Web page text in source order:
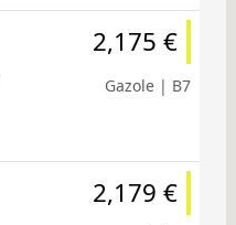
2,175 €
Gazole | B7
2,179 €